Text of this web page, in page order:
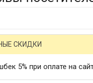
СКИДКИ
5% при оплате на